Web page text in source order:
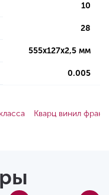
10
28
555x127x2,5 мм
0.005
Кварц винил